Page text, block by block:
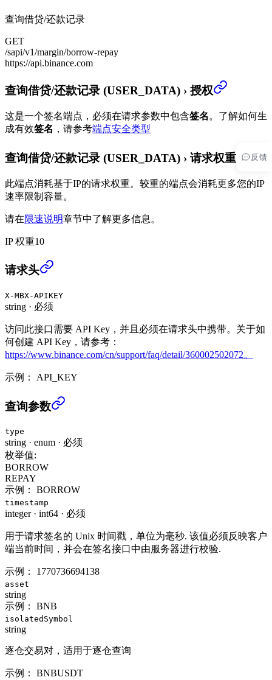
反馈
查询借贷/还款记录
GET
/sapi/v1/margin/borrow-repay
https://api.binance.com
查询借贷/还款记录 (USER_DATA) › 授权
这是一个签名端点，必须在请求参数中包含签名 。 了解如何生
成有效签名 ，请参考端点安全类型
查询借贷/还款记录 (USER_DATA) › 请求权重
此端点消耗基于IP的请求权重。较重的端点会消耗更多您的IP
速率限制容量。
请在限速说明章节中了解更多信息。
IP 权重10
查询借贷/还款记录 (USER_DATA)
请求头
X-MBX-APIKEY
string · 必须
访问此接口需要 API Key，并且必须在请求头中携带。关于如
何创建 API Key，请参考：
https://www.binance.com/cn/support/faq/detail/360002502072。
示例： API_KEY
查询借贷/还款记录 (USER_DATA)
查询参数
type
string · enum · 必须
枚举值:
BORROW
REPAY
示例：
BORROW
timestamp
integer· int64 · 必须
用于请求签名的 Unix 时间戳，单位为毫秒. 该值必须反映客户
端当前时间，并会在签名接口中由服务器进行校验.
示例： 1770736694138
asset
string
示例：
BNB
isolatedSymbol
string
逐仓交易对，适用于逐仓查询
示例： BNBUSDT